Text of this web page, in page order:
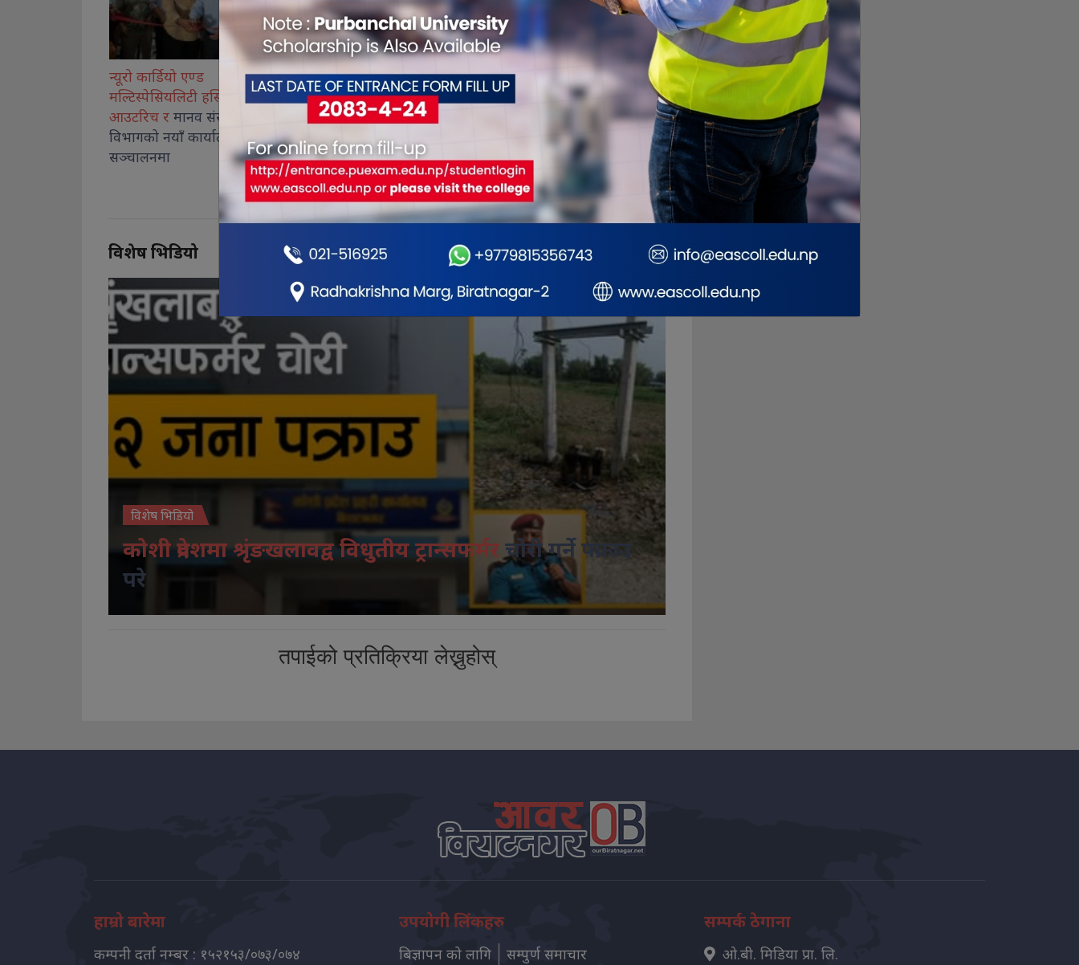
मल्टिस्पेसियलिटी हस्पिटलको
मानव संसाधन
विभागको नयाँ कार्यालय
जीवन विकास सामुदायिक
अस्पतालमा बालबालिकाको
ल्याप्रोस्कोपिक शल्यक्रिया सेवा
सुरु
कोशीका उत्कृष्ट फोटोग्राफर
नगदसहित सम्मानित
राष्ट्रिय भेलालाई शेरबहादुर
देउवाले
सम्बोधन गर्ने
गिरी विरुद्ध अनुसन्धान गर्न
अदालतबाट चार दिनको म्याद
थप, कारागारबाटै पेट्रोलपम्प
कब्जा
विशेष भिडियो
विशेष भिडियो
कोशी प्रदेशमा श्रृंङखलावद्व विधुतीय ट्रान्सफर्मरचोरी गर्ने पक्राउ
परे
तपाईको प्रतिक्रिया लेख्नुहोस्
हाम्रो बारेमा
कम्पनी दर्ता नम्बर : १५२१५३/०७३/०७४
उपयोगी लिंकहरु
बिज्ञापन को लागि सम्पुर्ण समाचार
सम्पर्क ठेगाना
ओ.बी. मिडिया प्रा. लि.